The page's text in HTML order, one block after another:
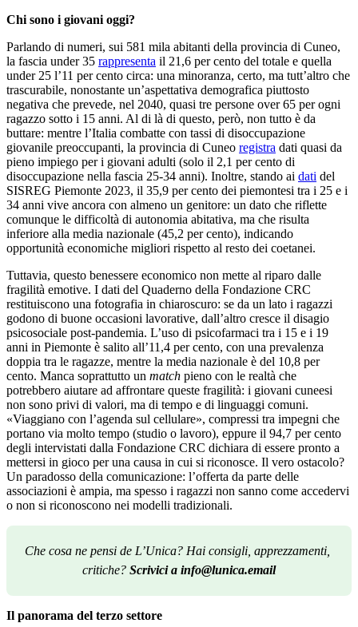
Chi sono i giovani oggi?
Parlando di numeri, sui 581 mila abitanti della provincia di Cuneo,
la fascia under 35 rappresenta il 21,6 per cento del totale e quella
under 25 l’11 per cento circa: una minoranza, certo, ma tutt’altro che
trascurabile, nonostante un’aspettativa demografica piuttosto
negativa che prevede, nel 2040, quasi tre persone over 65 per ogni
ragazzo sotto i 15 anni. Al di là di questo, però, non tutto è da
buttare: mentre l’Italia combatte con tassi di disoccupazione
giovanile preoccupanti, la provincia di Cuneo registra dati quasi da
pieno impiego per i giovani adulti (solo il 2,1 per cento di
disoccupazione nella fascia 25-34 anni). Inoltre, stando ai dati del
SISREG Piemonte 2023, il 35,9 per cento dei piemontesi tra i 25 e i
34 anni vive ancora con almeno un genitore: un dato che riflette
comunque le difficoltà di autonomia abitativa, ma che risulta
inferiore alla media nazionale (45,2 per cento), indicando
opportunità economiche migliori rispetto al resto dei coetanei.
Tuttavia, questo benessere economico non mette al riparo dalle
fragilità emotive. I dati del Quaderno della Fondazione CRC
restituiscono una fotografia in chiaroscuro: se da un lato i ragazzi
godono di buone occasioni lavorative, dall’altro cresce il disagio
psicosociale post-pandemia. L’uso di psicofarmaci tra i 15 e i 19
anni in Piemonte è salito all’11,4 per cento, con una prevalenza
doppia tra le ragazze, mentre la media nazionale è del 10,8 per
cento. Manca soprattutto un match pieno con le realtà che
potrebbero aiutare ad affrontare queste fragilità: i giovani cuneesi
non sono privi di valori, ma di tempo e di linguaggi comuni.
«Viaggiano con l’agenda sul cellulare», compressi tra impegni che
portano via molto tempo (studio o lavoro), eppure il 94,7 per cento
degli intervistati dalla Fondazione CRC dichiara di essere pronto a
mettersi in gioco per una causa in cui si riconosce. Il vero ostacolo?
Un paradosso della comunicazione: l’offerta da parte delle
associazioni è ampia, ma spesso i ragazzi non sanno come accedervi
o non si riconoscono nei modelli tradizionali.
Che cosa ne pensi de L’Unica? Hai consigli, apprezzamenti,
critiche? Scrivici a info@lunica.email
Il panorama del terzo settore